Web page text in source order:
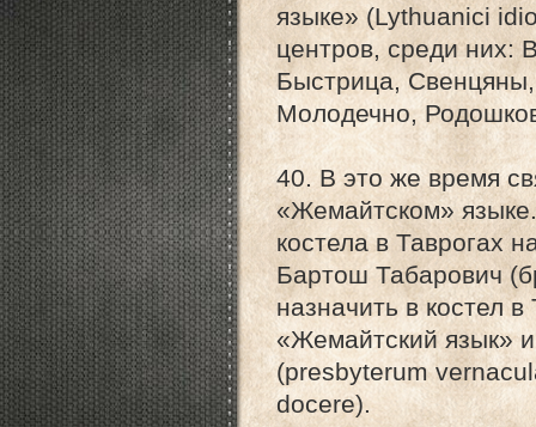
языке» (Lythuanici
центров, среди них:
Быстрица,
Молодечно,
40. В это же время
«Жемайтском»
костела в Таврогах
Бартош Табарович
назначить в костел
«Жемайтский язык»
(presbyterum
docere).